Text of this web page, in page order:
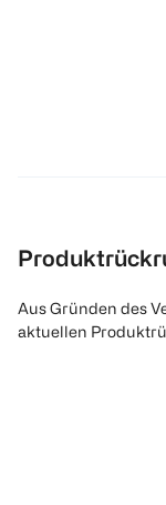
Aus Gründen des
aktuellen